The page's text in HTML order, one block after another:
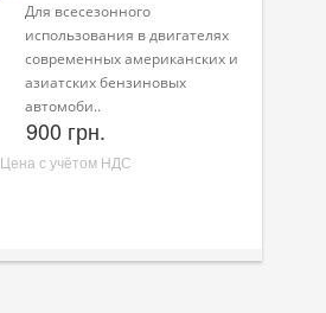
Для всесезонного
использования в двигателях
современных американских и
азиатских бензиновых
автомоби..
900 грн.
Цена с учётом НДС